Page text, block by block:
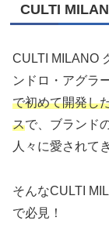
CULTI
CULTI MILANO
ンドロ・アグラ
で初めて開発し
スで、ブランド
人々に愛されて
そんなCULTI
で必見！